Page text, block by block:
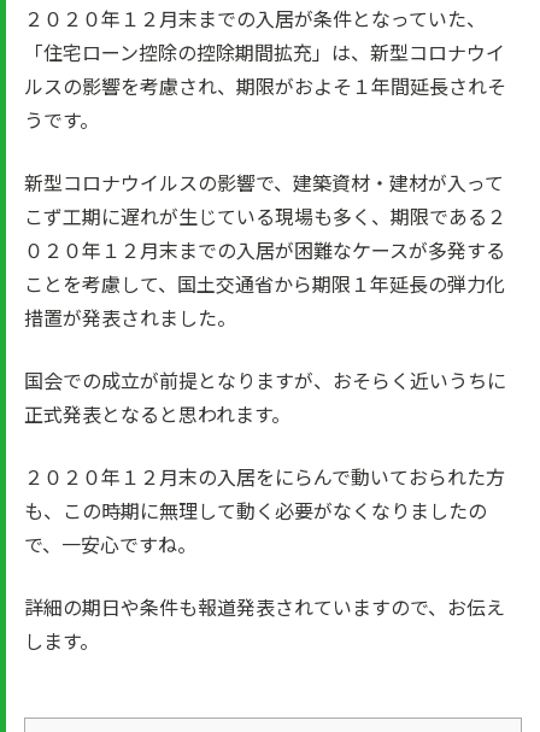
２０２０年１２月末までの入居が条件となっていた、
「住宅ローン控除の控除期間拡充」は、新型コロナウイ
ルスの影響を考慮され、期限がおよそ１年間延長されそ
うです。
新型コロナウイルスの影響で、建築資材・建材が入って
こず工期に遅れが生じている現場も多く、期限である２
０２０年１２月末までの入居が困難なケースが多発する
ことを考慮して、国土交通省から期限１年延長の弾力化
措置が発表されました。
国会での成立が前提となりますが、おそらく近いうちに
正式発表となると思われます。
２０２０年１２月末の入居をにらんで動いておられた方
も、この時期に無理して動く必要がなくなりましたの
で、一安心ですね。
詳細の期日や条件も報道発表されていますので、お伝え
します。